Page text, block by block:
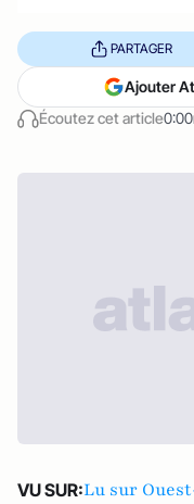
Écoutez cet article
PARTAGER
Ajouter
VU SUR:Lu sur